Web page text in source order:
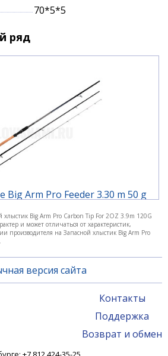
70*5*5
ряд
Arm Pro Feeder 3.30 m 50 g
5 340 ₽
Big Arm Pro Carbon Tip For 2OZ 3.9m 120G
и может отличаться от характеристик,
производителя на Запасной хлыстик Big Arm Pro
версия сайта
Контакты
Поддержка
Возврат и обмен